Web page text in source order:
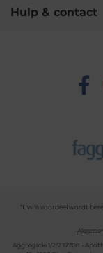
Hulp & contact
*Uw % voordeel wordt
Aggregatie 1/2/237708 -